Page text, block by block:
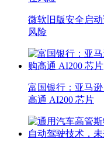
微软旧版安全启
风险
富国银行：亚马
高通 AI200 芯片